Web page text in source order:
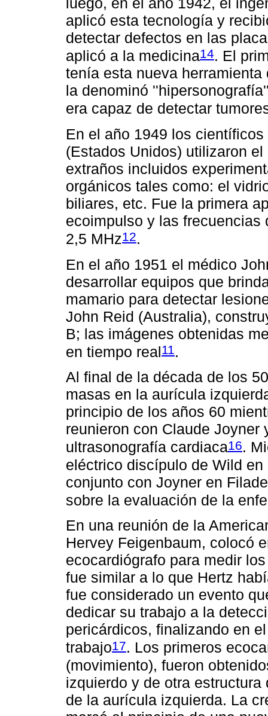
aplicó esta tecnología y
detectar defectos en las
aplicó a la medicina14. El
tenía esta nueva
la denominó
era capaz de detectar
En el año 1949 los
(Estados Unidos) utilizaron
extraños incluidos
orgánicos tales como: el
biliares, etc. Fue la primera
ecoimpulso y las
2,5 MHz12.
En el año 1951 el médico
desarrollar equipos que
mamario para detectar
John Reid (Australia),
B; las imágenes obtenidas
en tiempo real11.
Al final de la década de los
masas en la aurícula
principio de los años 60
reunieron con Claude
ultrasonografía cardiaca16.
eléctrico discípulo de Wild
conjunto con Joyner en
sobre la evaluación de la
En una reunión de la
Hervey Feigenbaum, colocó
ecocardiógrafo para medir
fue similar a lo que Hertz
fue considerado un evento
dedicar su trabajo a la
pericárdicos, finalizando en
trabajo17. Los primeros
(movimiento), fueron
izquierdo y de otra
de la aurícula izquierda. La